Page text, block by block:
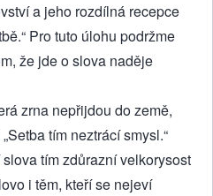
a jeho rozdílná recepce
Pro tuto úlohu podržme
že jde o slova naděje
zrna nepřijdou do země,
tím neztrácí smysl.“
tím zdůrazní velkorysost
i těm, kteří se nejeví